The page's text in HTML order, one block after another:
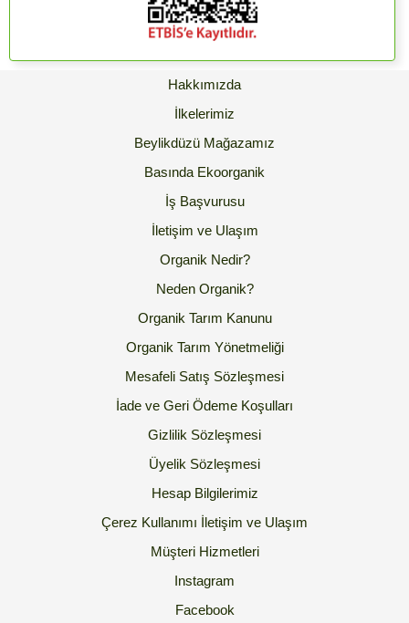
Hakkımızda
İlkelerimiz
Beylikdüzü Mağazamız
Basında Ekoorganik
İş Başvurusu
İletişim ve Ulaşım
Organik Nedir?
Neden Organik?
Organik Tarım Kanunu
Organik Tarım Yönetmeliği
Mesafeli Satış Sözleşmesi
İade ve Geri Ödeme Koşulları
Gizlilik Sözleşmesi
Üyelik Sözleşmesi
Hesap Bilgilerimiz
Çerez Kullanımı İletişim ve Ulaşım
Müşteri Hizmetleri
Instagram
Facebook